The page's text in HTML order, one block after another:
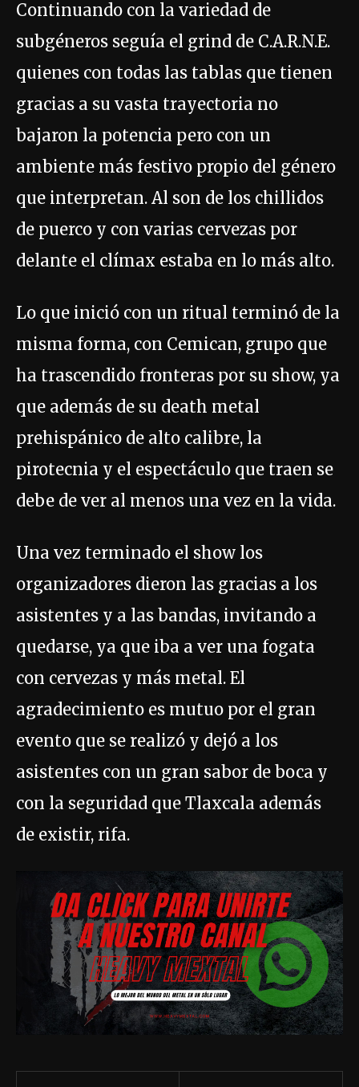
Continuando con la variedad de
subgéneros seguía el grind de C.A.R.N.E.
quienes con todas las tablas que tienen
gracias a su vasta trayectoria no
bajaron la potencia pero con un
ambiente más festivo propio del género
que interpretan. Al son de los chillidos
de puerco y con varias cervezas por
delante el clímax estaba en lo más alto.
Lo que inició con un ritual terminó de la
misma forma, con Cemican, grupo que
ha trascendido fronteras por su show, ya
que además de su death metal
prehispánico de alto calibre, la
pirotecnia y el espectáculo que traen se
debe de ver al menos una vez en la vida.
Una vez terminado el show los
organizadores dieron las gracias a los
asistentes y a las bandas, invitando a
quedarse, ya que iba a ver una fogata
con cervezas y más metal. El
agradecimiento es mutuo por el gran
evento que se realizó y dejó a los
asistentes con un gran sabor de boca y
con la seguridad que Tlaxcala además
de existir, rifa.